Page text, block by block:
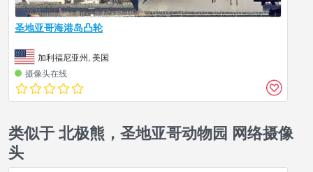
圣地亚哥海港岛凸轮
加利福尼亚州, 美国
摄像头在线
类似于 北极熊，圣地亚哥动物园 网络摄像
头